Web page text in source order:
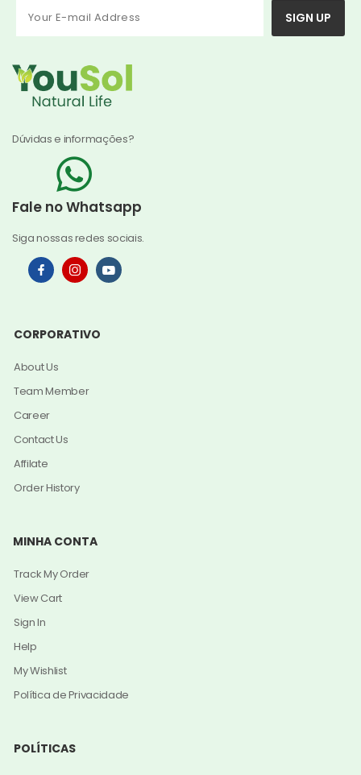
SIGN UP
Dúvidas e informações?
Fale no Whatsapp
Siga nossas redes sociais.
CORPORATIVO
About Us
Team Member
Career
Contact Us
Affilate
Order History
MINHA CONTA
Track My Order
View Cart
Sign In
Help
My Wishlist
Política de Privacidade
POLÍTICAS